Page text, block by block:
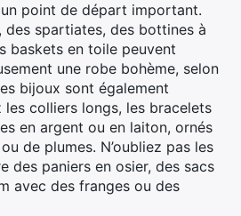
point de départ important.
des spartiates, des bottines à
baskets en toile peuvent
une robe bohème, selon
bijoux sont également
les colliers longs, les bracelets
en argent ou en laiton, ornés
de plumes. N’oubliez pas les
des paniers en osier, des sacs
avec des franges ou des